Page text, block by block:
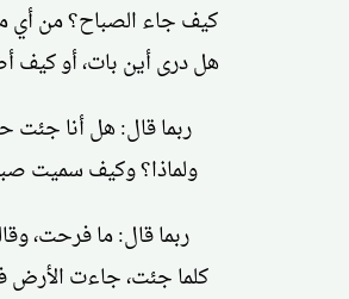
كيف جاء الصباح؟ من
هل درى أين بات، أو
ربما قال: هل أنا جئت
ولماذا؟ وكيف سميت
ربما قال: ما فرحت،
كلما جئت، جاءت